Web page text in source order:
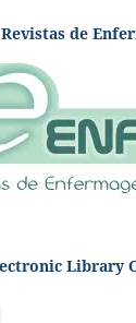
de
Library